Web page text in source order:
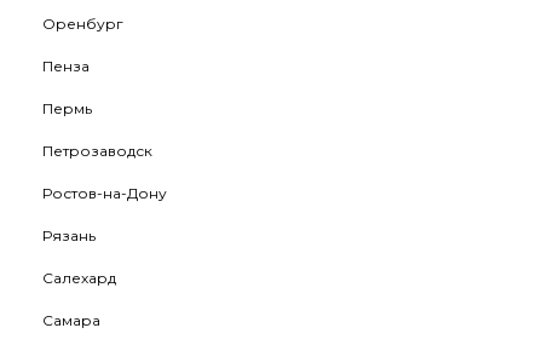
Оренбург
Пенза
Пермь
Петрозаводск
Ростов-на-Дону
Рязань
Салехард
Самара